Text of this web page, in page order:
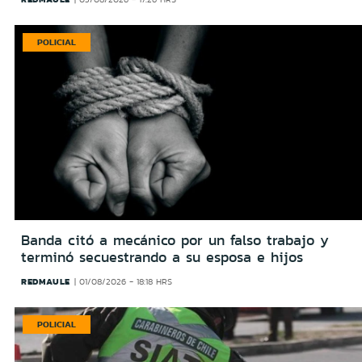
POLICIAL
Banda citó a mecánico por un falso trabajo y
terminó secuestrando a su esposa e hijos
REDMAULE 01/08/2026 - 18:18 HRS
POLICIAL